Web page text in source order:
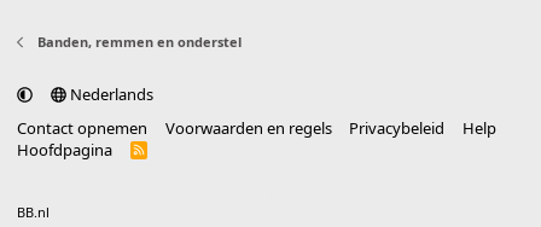
Banden, remmen en onderstel
Nederlands
Contact opnemen
Voorwaarden en regels Privacybeleid
Help
Hoofdpagina
R
BB.nl